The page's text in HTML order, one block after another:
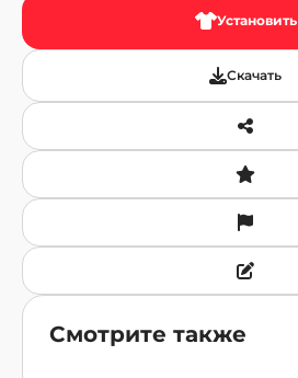
Установить
Скачать
Смотрите также